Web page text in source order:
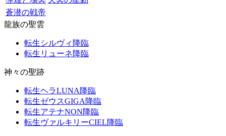
蒼潜の戦帝
龍族の聖雲
転生シルヴィ降臨
転生リューネ降臨
神々の聖跡
転生ヘラLUNA降臨
転生ゼウスGIGA降臨
転生アテナNON降臨
転生ヴァルキリーCIEL降臨